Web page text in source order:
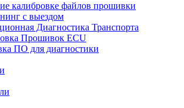
калибровке файлов прошивки
с выездом
Диагностика Транспорта
Прошивок ECU
ПО для диагностики